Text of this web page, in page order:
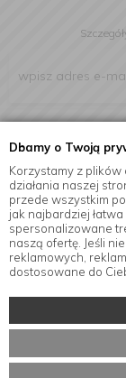
Dbamy o Twoją
Korzystamy z
działania naszej
przede wszystkim
jak najbardziej
spersonalizowane
naszą ofertę. Jeśli
reklamowych,
dostosowane do
elektroniczną na
Akcesoria